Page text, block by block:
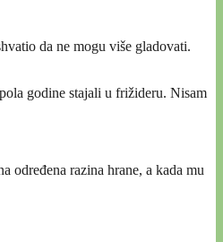
da ne mogu više gladovati.
godine stajali u frižideru. Nisam
određena razina hrane, a kada mu